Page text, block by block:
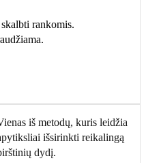
rankomis.
iš metodų, kuris leidžia
išsirinkti reikalingą
dydį.